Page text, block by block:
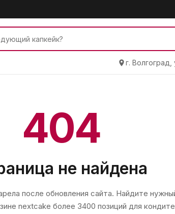
г.
404
не найдена
после обновления сайта. Найдите
nextcake более 3400 позиций для